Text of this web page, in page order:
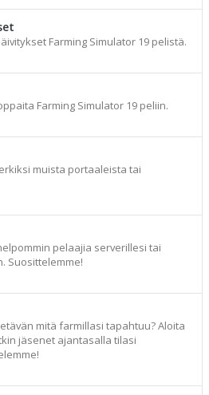
Farming Simulator 19 pelistä.
Farming Simulator 19 peliin.
muista portaaleista tai
pelaajia serverillesi tai
Suosittelemme!
mitä farmillasi tapahtuu? Aloita
jäsenet ajantasalla tilasi